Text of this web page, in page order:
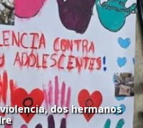
dos hermanos